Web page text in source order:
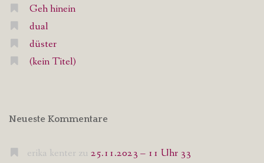
Geh hinein
dual
düster
(kein Titel)
Neueste Kommentare
erika kenter zu 25.11.2023 – 11 Uhr 33